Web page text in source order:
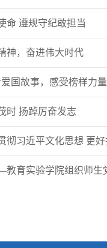
命 遵规守纪敢担当
神，奋进伟大时代
国故事，感受榜样力
时 扬踔厉奋发志
彻习近平文化思想 更
育实验学院组织师生